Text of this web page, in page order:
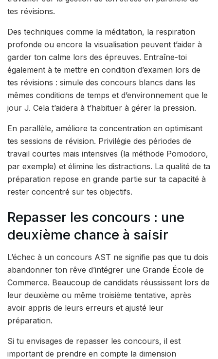
tes révisions.
Des techniques comme la méditation, la respiration
profonde ou encore la visualisation peuvent t’aider à
garder ton calme lors des épreuves. Entraîne-toi
également à te mettre en condition d’examen lors de
tes révisions : simule des concours blancs dans les
mêmes conditions de temps et d’environnement que le
jour J. Cela t’aidera à t’habituer à gérer la pression.
En parallèle, améliore ta concentration en optimisant
tes sessions de révision. Privilégie des périodes de
travail courtes mais intensives (la méthode Pomodoro,
par exemple) et élimine les distractions. La qualité de ta
préparation repose en grande partie sur ta capacité à
rester concentré sur tes objectifs.
Repasser les concours : une
deuxième chance à saisir
L’échec à un concours AST ne signifie pas que tu dois
abandonner ton rêve d’intégrer une Grande École de
Commerce. Beaucoup de candidats réussissent lors de
leur deuxième ou même troisième tentative, après
avoir appris de leurs erreurs et ajusté leur
préparation.
Si tu envisages de repasser les concours, il est
important de prendre en compte la dimension